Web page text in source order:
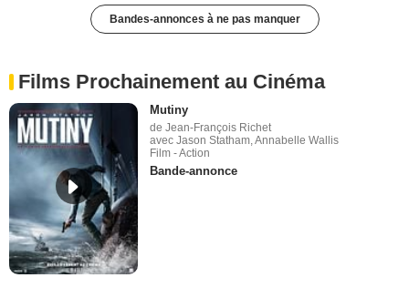
Bandes-annonces à ne pas manquer
Films Prochainement au Cinéma
Mutiny
de Jean-François Richet
avec Jason Statham, Annabelle Wallis
Film - Action
Bande-annonce